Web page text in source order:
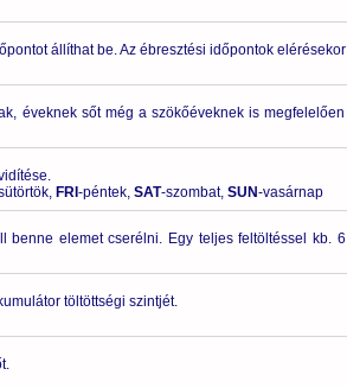
állíthat be. Az ébresztési időpontok elérésekor
éveknek sőt még a szökőéveknek is megfelelően
FRI -péntek, SAT-szombat, SUN-vasárnap
benne elemet cserélni. Egy teljes feltöltéssel kb. 6
töltöttségi szintjét.